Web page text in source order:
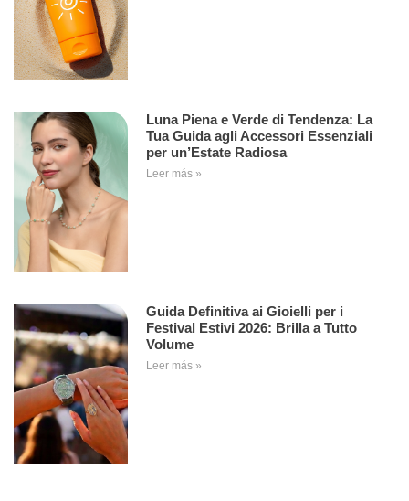
Luna Piena e Verde di Tendenza: La
Tua Guida agli Accessori Essenziali
per un’Estate Radiosa
Leer más »
Guida Definitiva ai Gioielli per i
Festival Estivi 2026: Brilla a Tutto
Volume
Leer más »